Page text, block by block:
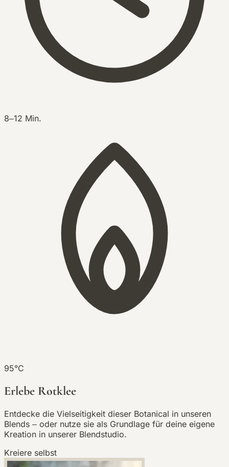
8–12 Min.
95°C
Erlebe Rotklee
Entdecke die Vielseitigkeit dieser Botanical in unseren
Blends – oder nutze sie als Grundlage für deine eigene
Kreation in unserer Blendstudio.
Kreiere selbst